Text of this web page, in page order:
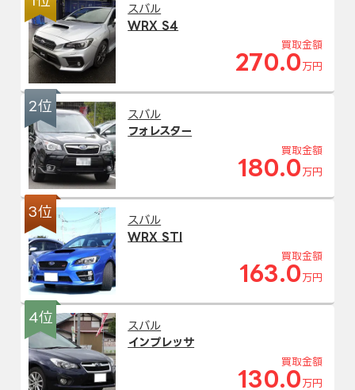
スバル
WRX S4
買取金額
270.0 万円
2位
スバル
フォレスター
買取金額
180.0 万円
3位
スバル
WRX STI
買取金額
163.0 万円
4位
スバル
インプレッサ
買取金額
130.0 万円